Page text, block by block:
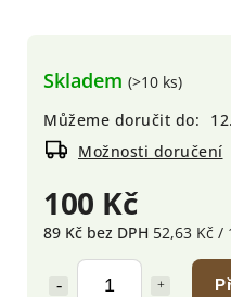
100 Kč
89 Kč bez DPH 52,63 Kč /
Skladem (>10 ks)
Můžeme doručit do:
Možnosti doručení